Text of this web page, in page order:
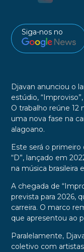
Siga-nos no
Djavan anunciou o
estúdio,
O trabalho reúne 12
uma nova fase na
alagoano.
Este será o
“D”, lançado em
na música brasileira
A chegada de
prevista para 2026,
carreira. O marco
que apresentou ao
Paralelamente,
coletivo com